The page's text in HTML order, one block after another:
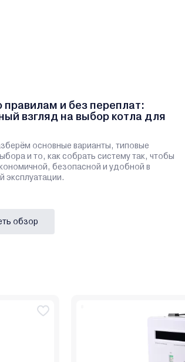
правилам и без переплат:
взгляд на выбор котла для
основные варианты, типовые
и то, как собрать систему так, чтобы
безопасной и удобной в
эксплуатации.
обзор